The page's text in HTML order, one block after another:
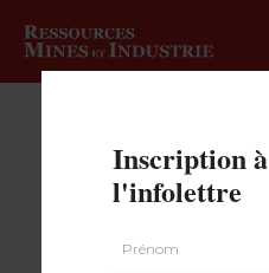
Inscription à
l'infolettre